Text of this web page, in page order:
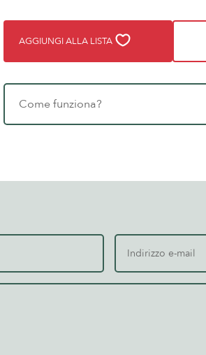
AGGIUNGI ALLA LISTA
Come funziona?